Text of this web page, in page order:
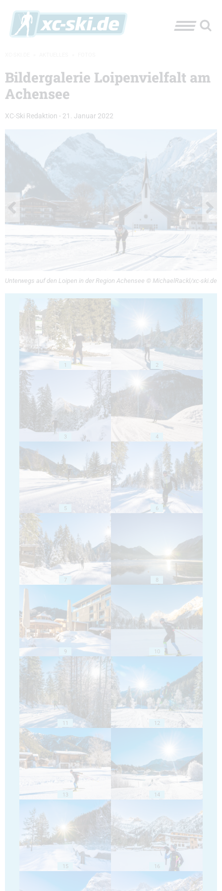
Bildergalerie Loipenvielfalt am
Achensee
XC-Ski Redaktion - 21. Januar 2022
Unterwegs auf den Loipen in der Region Achensee © MichaelRackl/xc-ski.de
1 2
3 4
5 6
7 8
9 10
11 12
13 14
15 16